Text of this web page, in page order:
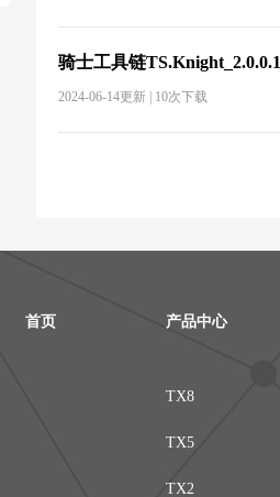
骑士工具链
2024-06-14更新 | 10次下载
首页 产品中心
TX8
TX5
TX2